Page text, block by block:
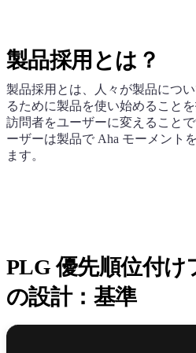
製品採用とは？
製品採用とは、人々が製品につ
るために製品を使い始めること
訪問者をユーザーに変えること
ーザーは製品で Aha モーメント
ます。
PLG 優先順位付け
の設計：基準